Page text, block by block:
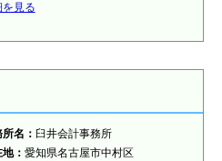
を見る
名： 臼井会計事務所
： 愛知県名古屋市中村区